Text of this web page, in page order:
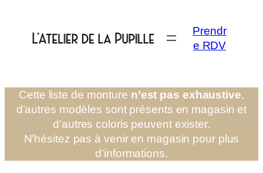
contenu
Prendr
e RDV
Cette liste de monture n’est pas exhaustive,
d’autres modèles sont présents en magasin et
d’autres coloris peuvent exister.
N’hésitez pas à venir en magasin pour plus
d’informations.